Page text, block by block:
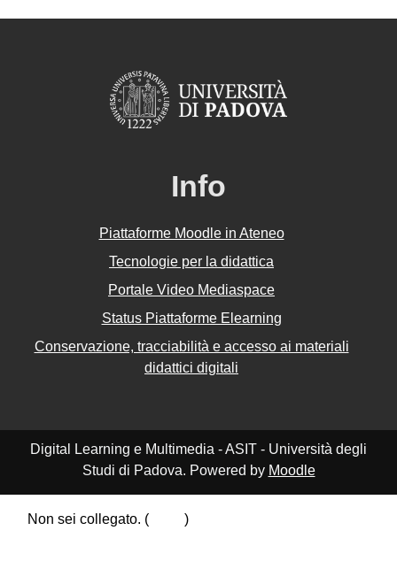
Info
Piattaforme Moodle in Ateneo
Tecnologie per la didattica
Portale Video Mediaspace
Status Piattaforme Elearning
Conservazione, tracciabilità e accesso ai materiali
didattici digitali
Digital Learning e Multimedia - ASIT - Università degli
Studi di Padova. Powered by Moodle
Non sei collegato. (
)